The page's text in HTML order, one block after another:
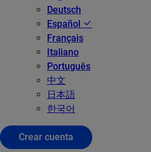
Deutsch
Español
Français
Italiano
Português
中文
日本語
한국어
Crear cuenta